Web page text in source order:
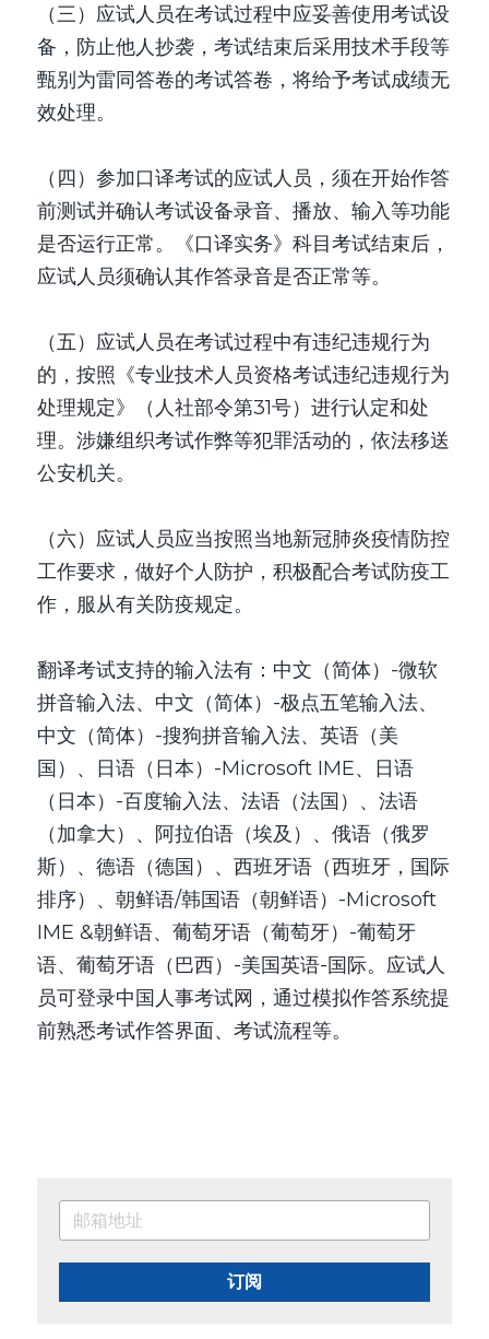
（三）应试人员在考试过程中应妥善使用考试设
备，防止他人抄袭，考试结束后采用技术手段等
甄别为雷同答卷的考试答卷，将给予考试成绩无
效处理。
（四）参加口译考试的应试人员，须在开始作答
前测试并确认考试设备录音、播放、输入等功能
是否运行正常。《口译实务》科目考试结束后，
应试人员须确认其作答录音是否正常等。
（五）应试人员在考试过程中有违纪违规行为
的，按照《专业技术人员资格考试违纪违规行为
处理规定》（人社部令第31号）进行认定和处
理。涉嫌组织考试作弊等犯罪活动的，依法移送
公安机关。
（六）应试人员应当按照当地新冠肺炎疫情防控
工作要求，做好个人防护，积极配合考试防疫工
作，服从有关防疫规定。
翻译考试支持的输入法有：中文（简体）-微软
拼音输入法、中文（简体）-极点五笔输入法、
中文（简体）-搜狗拼音输入法、英语（美
国）、日语（日本）-Microsoft IME、日语
（日本）-百度输入法、法语（法国）、法语
（加拿大）、阿拉伯语（埃及）、俄语（俄罗
斯）、德语（德国）、西班牙语（西班牙，国际
排序）、朝鲜语/韩国语（朝鲜语）-Microsoft
IME &朝鲜语、葡萄牙语（葡萄牙）-葡萄牙
语、葡萄牙语（巴西）-美国英语-国际。应试人
员可登录中国人事考试网，通过模拟作答系统提
前熟悉考试作答界面、考试流程等。
订阅